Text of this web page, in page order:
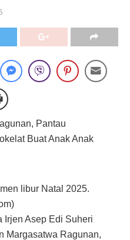
Pantau
Buat Anak Anak
libur Natal 2025.
Irjen Asep Edi Suheri
Margasatwa Ragunan,